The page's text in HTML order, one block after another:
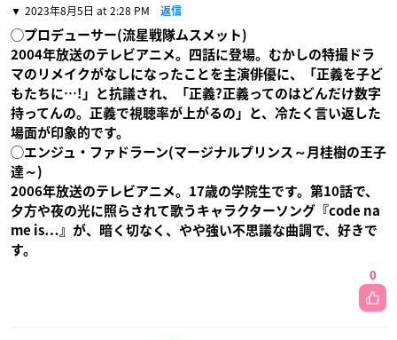
2023年8月5日 at 2:28 PM 返信
◯プロデューサー(流星戦隊ムスメット)
2004年放送のテレビアニメ。四話に登場。むかしの特撮ドラ
マのリメイクがなしになったことを主演俳優に、「正義を子ど
もたちに…!」と抗議され、「正義?正義ってのはどんだけ数字
持ってんの。正義で視聴率が上がるの」と、冷たく言い返した
場面が印象的です。
◯エンジュ・ファドラーン(マージナルプリンス～月桂樹の王子
達～)
2006年放送のテレビアニメ。17歳の学院生です。第10話で、
夕方や夜の光に照らされて歌うキャラクターソング『code na
me is…』が、暗く切なく、やや強い不思議な曲調で、好きで
す。
0